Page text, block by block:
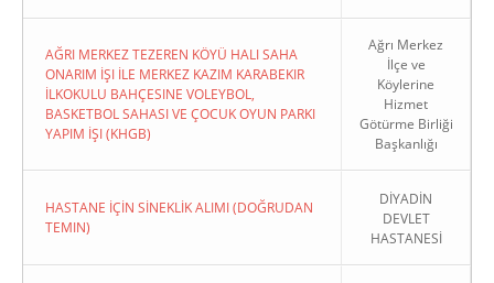
AĞRI MERKEZ TEZEREN KÖYÜ HALI SAHA
ONARIM İŞI İLE MERKEZ KAZIM KARABEKIR
İLKOKULU BAHÇESINE VOLEYBOL,
BASKETBOL SAHASI VE ÇOCUK OYUN PARKI
YAPIM İŞI (KHGB)
Ağrı Merkez
İlçe ve
Köylerine
Hizmet
Götürme Birliği
Başkanlığı
HASTANE İÇİN SİNEKLİK ALIMI (DOĞRUDAN
TEMIN)
DİYADİN
DEVLET
HASTANESİ